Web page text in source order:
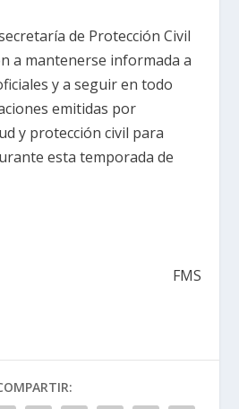
de Protección Civil
a mantenerse informada a
y a seguir en todo
emitidas por
y protección civil para
esta temporada de
FMS